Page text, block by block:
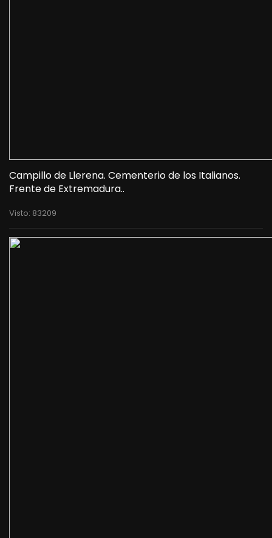
Campillo de Llerena. Cementerio de los Italianos.
Frente de Extremadura..
Visto: 83209